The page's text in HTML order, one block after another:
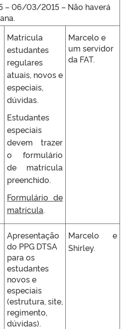
– 06/03/2015 – Não haverá
Matrícula
estudantes
regulares
atuais, novos e
especiais,
dúvidas.
Estudantes
especiais
devem trazer
o formulário
de matrícula
preenchido.
Formulário de
matrícula.
Marcelo e
um servidor
da FAT.
Apresentação
do PPG DTSA
para os
estudantes
novos e
especiais
(estrutura, site,
regimento,
dúvidas).
Marcelo e
Shirley.